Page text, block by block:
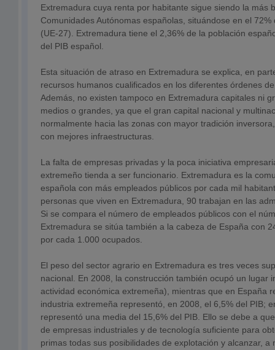
Extremadura cuya renta por habitante sigue siendo la más
Comunidades Autónomas españolas, situándose en el
(UE-27). Extremadura tiene el 2,36% de la población
del PIB español.
Esta situación de atraso en Extremadura se explica, en
recursos humanos cualificados en los diferentes órdenes
Además, no existen tampoco en Extremadura capitales ni
medios o grandes, ya que el gran capital nacional y
normalmente hacia las zonas con mayor tradición
con mejores infraestructuras.
La falta de empresas privadas y la poca iniciativa
extremeño tienda a ser funcionario. Extremadura es la
española con más empleados públicos por cada mil
personas que viven en Extremadura, 90 trabajan en las
Si se compara el número de empleados públicos con el
Extremadura se sitúa también a la cabeza de España con
por cada 1.000 ocupados.
El peso del sector agrario en Extremadura es tres veces
nacional. En 2008, la construcción también ocupó un lugar
actividad económica extremeña), mientras que en España
industria extremeña representó, en 2008, el 6,5% del PIB;
representó una media del 15,6% del PIB. Ello se debe a
de empresas industriales y de tecnología suficiente para
primas todas sus posibilidades de explotación y alcanzar, a